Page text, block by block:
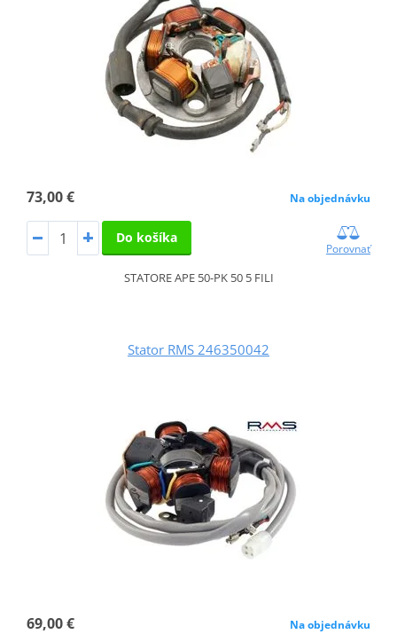
73,00 € Na objednávku
Do košíka
Porovnať
STATORE APE 50-PK 50 5 FILI
Stator RMS 246350042
69,00 € Na objednávku